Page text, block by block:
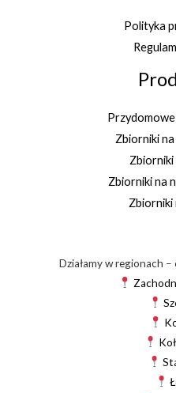
Polityka
Zbiorniki
Zbiorniki
Zbiorniki na
Zbiorniki
Działamy w regionach